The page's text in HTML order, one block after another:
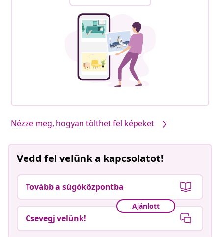
Nézze meg, hogyan tölthet fel képeket
Vedd fel velünk a kapcsolatot!
Tovább a súgóközpontba
Ajánlott
Csevegj velünk!